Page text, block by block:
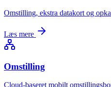
Omstilling, ekstra datakort og
Læs mere
Omstilling
Cloud-baseret mobilt